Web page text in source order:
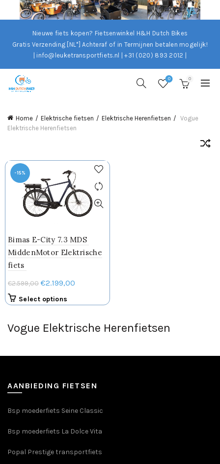
Nieuwe fiets kopen? Fietsenwinkel H&H Dutch Bikes
Gratis Verzending [NL*] Achteraf of in Termijnen betalen mogelijk!
| info@leuketransportfiets.nl | +31 (020) 893 2012 |
0 0
Home Elektrische fietsen Elektrische Herenfietsen
Vogue
Elektrische Herenfietsen
-15%
Bimas E-City 7.3 MDS
MiddenMotor Elektrische
fiets
€2.599,00 Oorspronkelijke
prijs
was:
€2.199,00
is:
Select options
meerdere
gekozen
op
productpagina
Vogue Elektrische Herenfietsen
AANBIEDING FIETSEN
Bsp moederfiets Seine Classic
Bsp moederfiets La Dolce Vita
Popal Prestige transportfiets